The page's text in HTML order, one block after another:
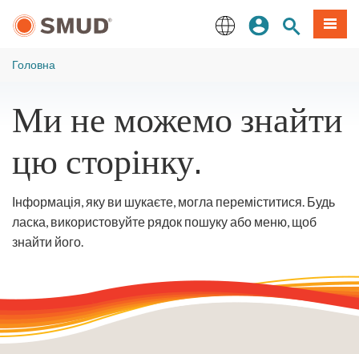
до
змісту
Увійдіть
Пошук по
Меню
Головна
Ми не можемо знайти
цю сторінку.
Інформація, яку ви шукаєте, могла переміститися. Будь
ласка, використовуйте рядок пошуку або меню, щоб
знайти його.